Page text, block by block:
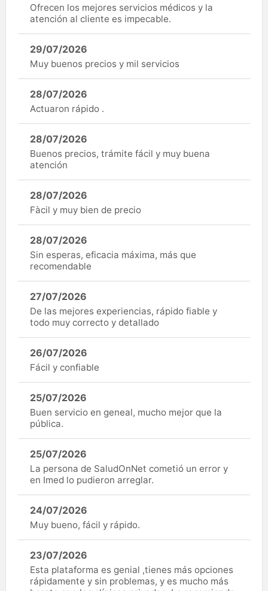
Ofrecen los mejores servicios médicos y la
atención al cliente es impecable.
29/07/2026
Muy buenos precios y mil servicios
28/07/2026
Actuaron rápido .
28/07/2026
Buenos precios, trámite fácil y muy buena
atención
28/07/2026
Fàcil y muy bien de precio
28/07/2026
Sin esperas, eficacia máxima, más que
recomendable
27/07/2026
De las mejores experiencias, rápido fiable y
todo muy correcto y detallado
26/07/2026
Fácil y confiable
25/07/2026
Buen servicio en geneal, mucho mejor que la
pública.
25/07/2026
La persona de SaludOnNet cometió un error y
en Imed lo pudieron arreglar.
24/07/2026
Muy bueno, fácil y rápido.
23/07/2026
Esta plataforma es genial ,tienes más opciones
rápidamente y sin problemas, y es mucho más